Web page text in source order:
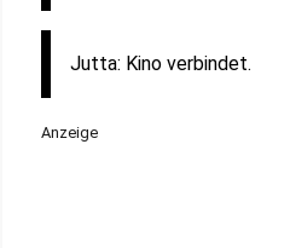
Jutta: Kino verbindet.
Anzeige